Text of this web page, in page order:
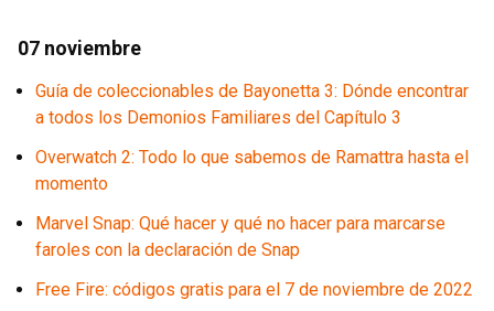
07 noviembre
Guía de coleccionables de Bayonetta 3: Dónde encontrar
a todos los Demonios Familiares del Capítulo 3
Overwatch 2: Todo lo que sabemos de Ramattra hasta el
momento
Marvel Snap: Qué hacer y qué no hacer para marcarse
faroles con la declaración de Snap
Free Fire: códigos gratis para el 7 de noviembre de 2022